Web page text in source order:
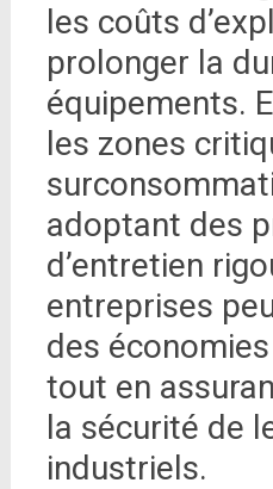
les coûts
prolonger la
équipements.
les zones
adoptant des
d’entretien
entreprises
des
tout en
la sécurité de
industriels.